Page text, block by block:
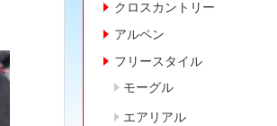
クロスカントリー
アルペン
フリースタイル
モーグル
エアリアル